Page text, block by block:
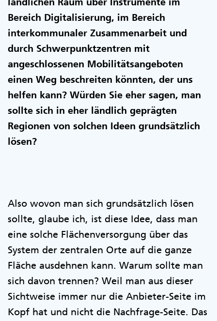
Bereich Digitalisierung, im Bereich
interkommunaler Zusammenarbeit und
durch Schwerpunktzentren mit
angeschlossenen Mobilitätsangeboten
einen Weg beschreiten könnten, der uns
helfen kann? Würden Sie eher sagen, man
sollte sich in eher ländlich geprägten
Regionen von solchen Ideen grundsätzlich
lösen?
Also wovon man sich grundsätzlich lösen
sollte, glaube ich, ist diese Idee, dass man
eine solche Flächenversorgung über das
System der zentralen Orte auf die ganze
Fläche ausdehnen kann. Warum sollte man
sich davon trennen? Weil man aus dieser
Sichtweise immer nur die Anbieter-Seite im
Kopf hat und nicht die Nachfrage-Seite. Das